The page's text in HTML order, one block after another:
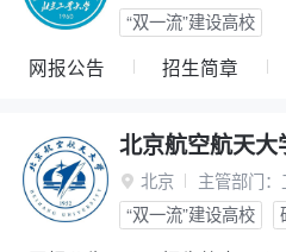
“双一流”建设高校
网报公告 招生简章
北京航空航天大
 北京 主管部门：
“双一流”建设高校